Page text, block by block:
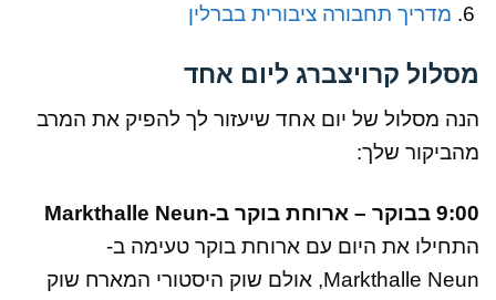
מדריך תחבורה ציבורית בברלין
מסלול קרויצברג ליום אחד
הנה מסלול של יום אחד שיעזור לך להפיק את המרב
מהביקור שלך:
9:00 בבוקר – ארוחת בוקר ב-Markthalle Neun
התחילו את היום עם ארוחת בוקר טעימה ב-
Markthalle Neun, אולם שוק היסטורי המארח שוק